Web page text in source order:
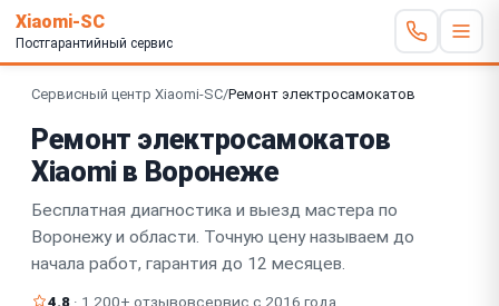
Xiaomi-SC
Постгарантийный сервис
Сервисный центр Xiaomi-SC/Ремонт электросамокатов
Ремонт электросамокатов
Xiaomi в Воронеже
Бесплатная диагностика и выезд мастера по
Воронежу и области. Точную цену называем до
начала работ, гарантия до 12 месяцев.
4.8 · 1 200+ отзывовсервис с 2016 года